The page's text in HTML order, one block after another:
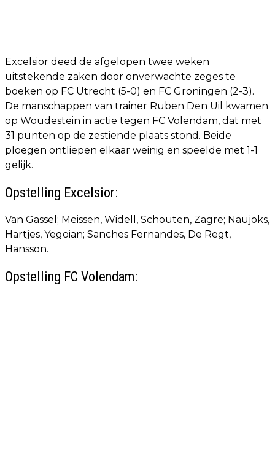
Excelsior deed de afgelopen twee weken
uitstekende zaken door onverwachte zeges te
boeken op FC Utrecht (5-0) en FC Groningen (2-3).
De manschappen van trainer Ruben Den Uil kwamen
op Woudestein in actie tegen FC Volendam, dat met
31 punten op de zestiende plaats stond. Beide
ploegen ontliepen elkaar weinig en speelde met 1-1
gelijk.
Opstelling Excelsior:
Van Gassel; Meissen, Widell, Schouten, Zagre; Naujoks,
Hartjes, Yegoian; Sanches Fernandes, De Regt,
Hansson.
Opstelling FC Volendam: